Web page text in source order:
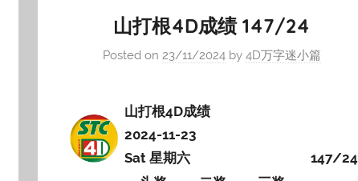
山打根4D成绩 147/24
Posted on 23/11/2024by 4D万字迷小篇
山打根4D成绩
2024-11-23
Sat 星期六
147/24